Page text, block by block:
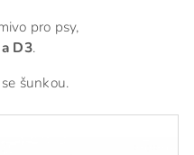
pro psy,
D3.
šunkou.